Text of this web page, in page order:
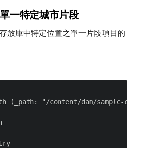
一特定城市片段
放庫中特定位置之單一片段項目的
(_path: "/content/dam/sample-